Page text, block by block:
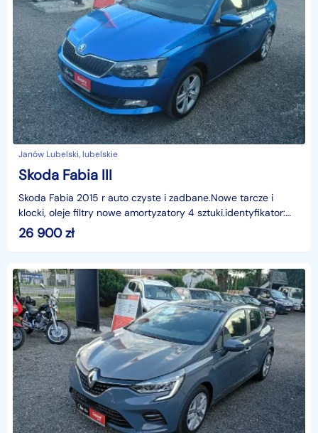
Janów Lubelski, lubelskie
Skoda Fabia III
Skoda Fabia 2015 r auto czyste i zadbane.Nowe tarcze i
klocki, oleje filtry nowe amortyzatory 4 sztuki.identyfikator:
AKL18K3DRPo więcej informacji zapraszamy n
26 900zł